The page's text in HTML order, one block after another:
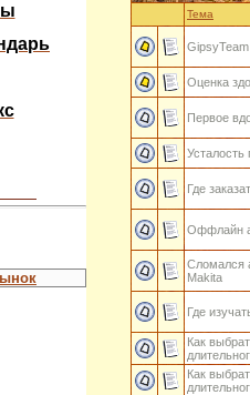
Тема
Оценка
Первое
Усталость
Где
Оффлайн
Сломался
Makita
Где
Как
Как